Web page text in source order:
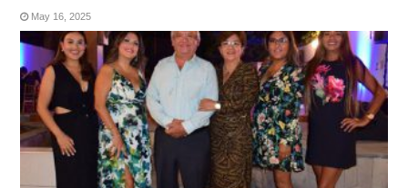
May 16, 2025